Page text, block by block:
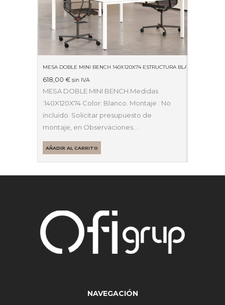
MESA DOBLE MINI BENCH 140X120X74 ESTRUCTURA BLANCA Y
618,00 € sin IVA
MESA DOBLE MINI BENCH Medidas
:140X120X74 Color: Blanco. Montaje : No
incluido. Solicitar presupuesto de
montaje, en Observaciones.…
AÑADIR AL CARRITO
NAVEGACIÓN